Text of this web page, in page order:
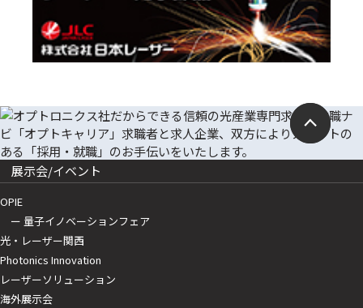
展示会/イベント
OPIE
ー 量子イノベーションフェア
光・レーザー関西
Photonics Innovation
レーザーソリューション
海外展示会